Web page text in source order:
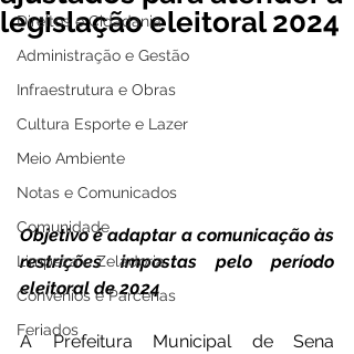
Direitos e Cidadania
Administração e Gestão
Infraestrutura e Obras
Cultura Esporte e Lazer
Meio Ambiente
Notas e Comunicados
Comunidade
Limpeza e Zeladoria
Convênios e Parcerias
Feriados
legislação eleitoral 2024
Objetivo é adaptar a comunicação às
restrições impostas pelo período
eleitoral de 2024
A Prefeitura Municipal de Sena